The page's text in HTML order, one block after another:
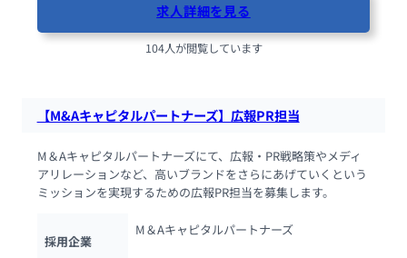
求人詳細を見る
104人が閲覧しています
【M&Aキャピタルパートナーズ】広報PR担当
M＆Aキャピタルパートナーズにて、広報・PR戦略策やメディ
アリレーションなど、高いブランドをさらにあげていくという
ミッションを実現するための広報PR担当を募集します。
採用企業
M＆Aキャピタルパートナーズ